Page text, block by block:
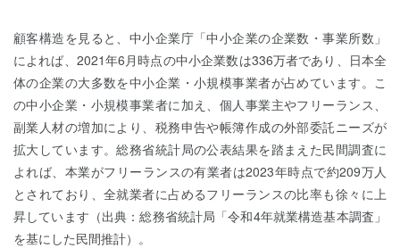
顧客構造を見ると、中小企業庁「中小企業の企業数・事業所数」
によれば、2021年6月時点の中小企業数は336万者であり、日本全
体の企業の大多数を中小企業・小規模事業者が占めています。こ
の中小企業・小規模事業者に加え、個人事業主やフリーランス、
副業人材の増加により、税務申告や帳簿作成の外部委託ニーズが
拡大しています。総務省統計局の公表結果を踏まえた民間調査に
よれば、本業がフリーランスの有業者は2023年時点で約209万人
とされており、全就業者に占めるフリーランスの比率も徐々に上
昇しています（出典：総務省統計局「令和4年就業構造基本調査」
を基にした民間推計）。